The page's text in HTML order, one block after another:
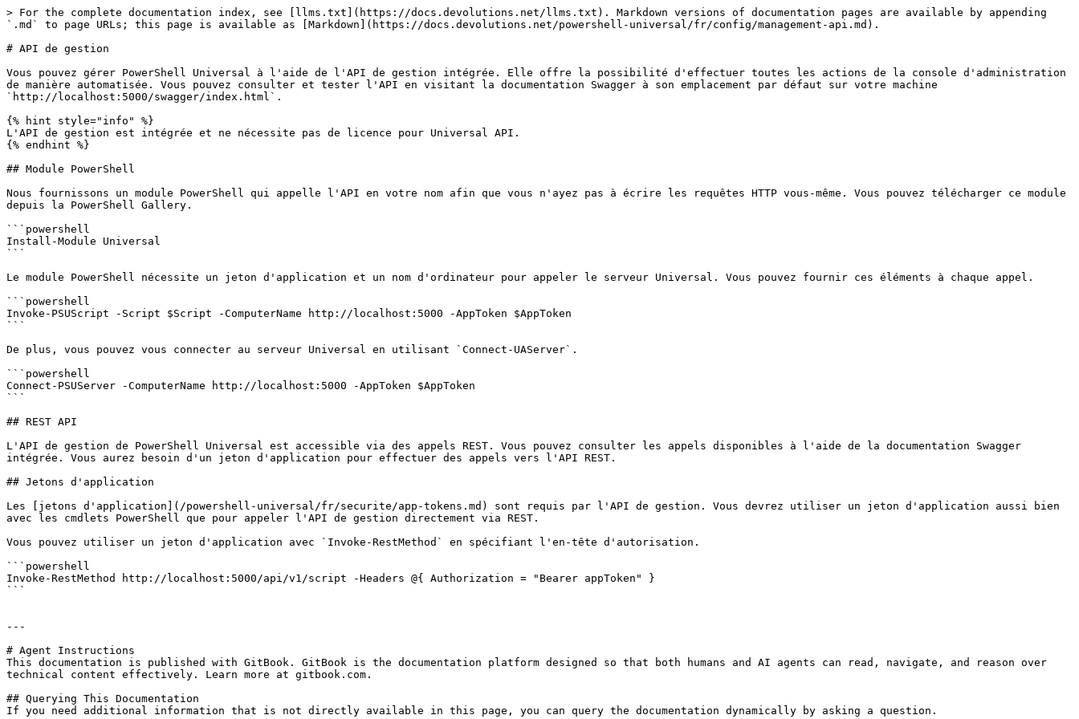
> For the complete documentation index, see [llms.txt](https://docs.devolutions.net/llms.txt). Markdown versions of documentation pages are available by appending
`.md` to page URLs; this page is available as [Markdown](https://docs.devolutions.net/powershell-universal/fr/config/management-api.md).
# API de gestion
Vous pouvez gérer PowerShell Universal à l'aide de l'API de gestion intégrée. Elle offre la possibilité d'effectuer toutes les actions de la console d'administration
de manière automatisée. Vous pouvez consulter et tester l'API en visitant la documentation Swagger à son emplacement par défaut sur votre machine
`http://localhost:5000/swagger/index.html`.
{% hint style="info" %}
L'API de gestion est intégrée et ne nécessite pas de licence pour Universal API.
{% endhint %}
## Module PowerShell
Nous fournissons un module PowerShell qui appelle l'API en votre nom afin que vous n'ayez pas à écrire les requêtes HTTP vous-même. Vous pouvez télécharger ce module
depuis la PowerShell Gallery.
```powershell
Install-Module Universal
```
Le module PowerShell nécessite un jeton d'application et un nom d'ordinateur pour appeler le serveur Universal. Vous pouvez fournir ces éléments à chaque appel.
```powershell
Invoke-PSUScript -Script $Script -ComputerName http://localhost:5000 -AppToken $AppToken
```
De plus, vous pouvez vous connecter au serveur Universal en utilisant `Connect-UAServer`.
```powershell
Connect-PSUServer -ComputerName http://localhost:5000 -AppToken $AppToken
```
## REST API
L'API de gestion de PowerShell Universal est accessible via des appels REST. Vous pouvez consulter les appels disponibles à l'aide de la documentation Swagger
intégrée. Vous aurez besoin d'un jeton d'application pour effectuer des appels vers l'API REST.
## Jetons d'application
Les [jetons d'application](/powershell-universal/fr/securite/app-tokens.md) sont requis par l'API de gestion. Vous devrez utiliser un jeton d'application aussi bien
avec les cmdlets PowerShell que pour appeler l'API de gestion directement via REST.
Vous pouvez utiliser un jeton d'application avec `Invoke-RestMethod` en spécifiant l'en-tête d'autorisation.
```powershell
Invoke-RestMethod http://localhost:5000/api/v1/script -Headers @{ Authorization = "Bearer appToken" }
```
---
# Agent Instructions
This documentation is published with GitBook. GitBook is the documentation platform designed so that both humans and AI agents can read, navigate, and reason over
technical content effectively. Learn more at gitbook.com.
## Querying This Documentation
If you need additional information that is not directly available in this page, you can query the documentation dynamically by asking a question.